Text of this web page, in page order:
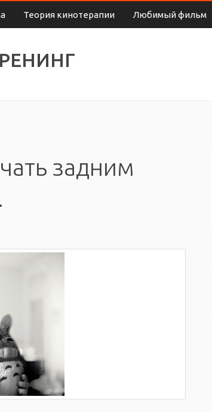
Теория кинотерапии Любимый фильм
задним